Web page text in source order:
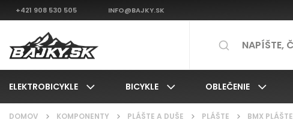
+421 908 530 505 INFO@BAJKY.SK
ELEKTROBICYKLE BICYKLE OBLEČENIE
DOMOV / KOMPONENTY / PLÁŠTE A DUŠE / PLÁŠTE / BMX PLÁŠTE